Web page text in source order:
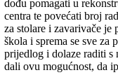
dođu pomagati u
centra te povećati broj
za stolare i zavarivače
škola i sprema se sve za
prijedlog i dolaze raditi s
dali ovu mogućnost, da